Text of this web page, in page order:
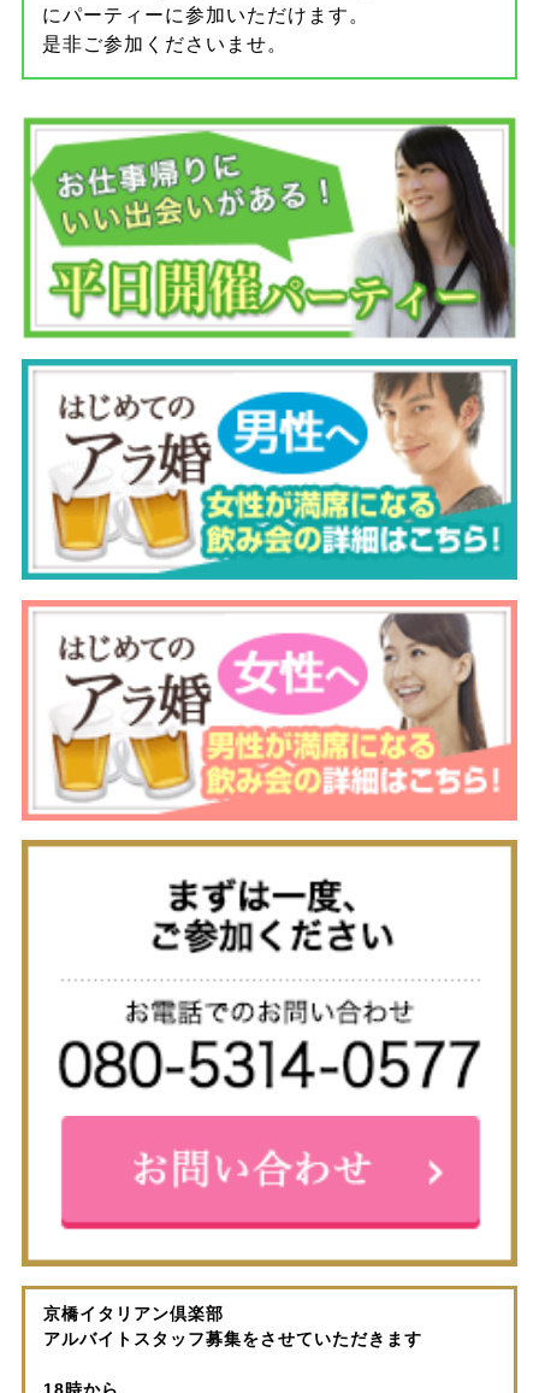
にパーティーに参加いただけます。
是非ご参加くださいませ。
京橋イタリアン倶楽部
アルバイトスタッフ募集をさせていただきます